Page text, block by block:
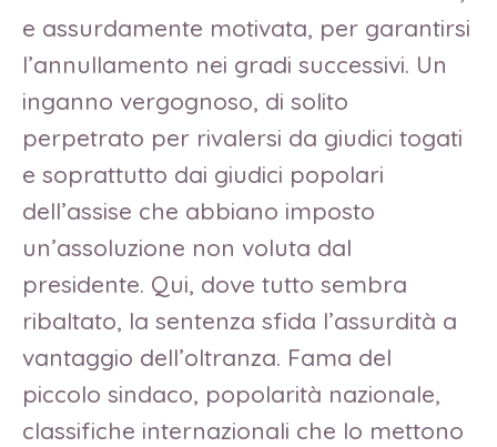
e assurdamente motivata, per garantirsi
l’annullamento nei gradi successivi. Un
inganno vergognoso, di solito
perpetrato per rivalersi da giudici togati
e soprattutto dai giudici popolari
dell’assise che abbiano imposto
un’assoluzione non voluta dal
presidente. Qui, dove tutto sembra
ribaltato, la sentenza sfida l’assurdità a
vantaggio dell’oltranza. Fama del
piccolo sindaco, popolarità nazionale,
classifiche internazionali che lo mettono